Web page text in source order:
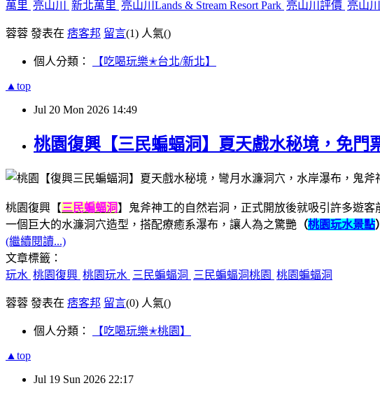
萬里 亮山川 新北萬里 亮山川Lands & Stream Resort Park 亮山川評價 亮山
蓉蓉 發表在 痞客邦 留言(1) 人氣()
個人分類： 【吃喝玩樂✭台北/新北】
▲top
Jul 20 Mon 2026 14:49
桃園復興【三民蝙蝠洞】夏天戲水秘境，免
桃園復興【三民蝙蝠洞】鬼斧神工的自然岩洞，正式開放後就吸引許多遊客
一個巨大的水濂洞穴造型，搭配療癒系瀑布，讓人為之驚艷 （桃園玩水景點）
(繼續閱讀...)
文章標籤：
玩水 桃園復興 桃園玩水 三民蝙蝠洞 三民蝙蝠洞桃園 桃園蝙蝠洞
蓉蓉 發表在 痞客邦 留言(0) 人氣()
個人分類： 【吃喝玩樂✭桃園】
▲top
Jul 19 Sun 2026 22:17